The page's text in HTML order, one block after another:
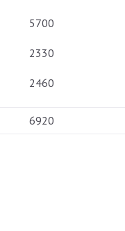
5700
2330
2460
6920